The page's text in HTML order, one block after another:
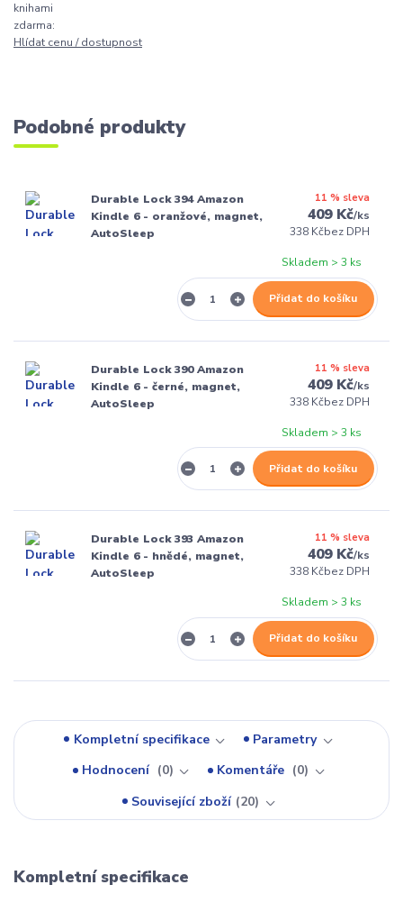
knihami
zdarma:
Hlídat cenu / dostupnost
Podobné produkty
Durable Lock 394 Amazon
Kindle 6 - oranžové, magnet,
AutoSleep
11 % sleva
409 Kč/ks
338 Kčbez DPH
Skladem > 3 ks
Přidat do košíku
Durable Lock 390 Amazon
Kindle 6 - černé, magnet,
AutoSleep
11 % sleva
409 Kč/ks
338 Kčbez DPH
Skladem > 3 ks
Přidat do košíku
Durable Lock 393 Amazon
Kindle 6 - hnědé, magnet,
AutoSleep
11 % sleva
409 Kč/ks
338 Kčbez DPH
Skladem > 3 ks
Přidat do košíku
Kompletní specifikace
Parametry
Hodnocení
0 Komentáře
0
Související zboží 20
Kompletní specifikace